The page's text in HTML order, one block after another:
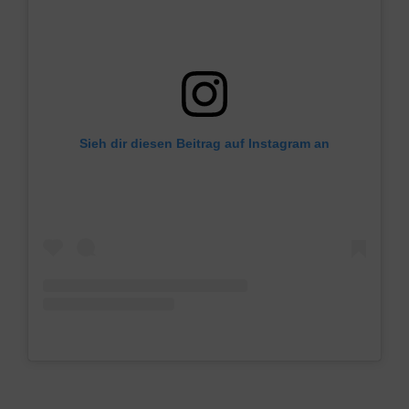
Sieh dir diesen Beitrag auf Instagram an